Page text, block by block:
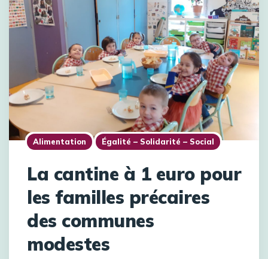
Alimentation Égalité – Solidarité – Social
La cantine à 1 euro pour
les familles précaires
des communes
modestes